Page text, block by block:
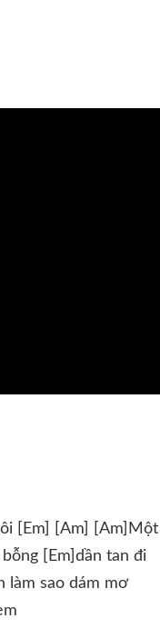
[Em] [Am]
[Em]dần tan đi
làm sao dám mơ